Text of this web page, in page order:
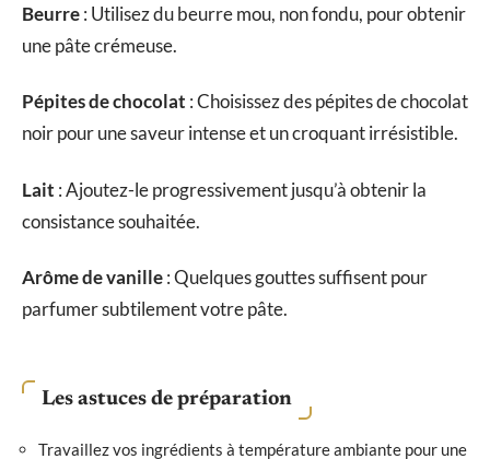
Beurre: Utilisez du beurre mou, non fondu, pour obtenir
une pâte crémeuse.
Pépites de chocolat : Choisissez des pépites de chocolat
noir pour une saveur intense et un croquant irrésistible.
Lait : Ajoutez-le progressivement jusqu’à obtenir la
consistance souhaitée.
Arôme de vanille: Quelques gouttes suffisent pour
parfumer subtilement votre pâte.
Les astuces de préparation
Travaillez vos ingrédients à température ambiante pour une